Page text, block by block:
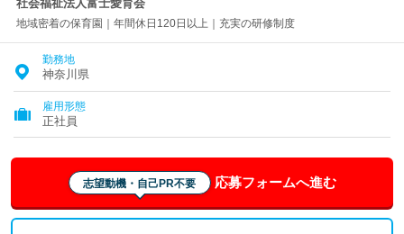
社会福祉法人富士愛育会
地域密着の保育園｜年間休日120日以上｜充実の研修制度
勤務地
神奈川県
雇用形態
正社員
志望動機・自己PR不要 応募フォームへ進む